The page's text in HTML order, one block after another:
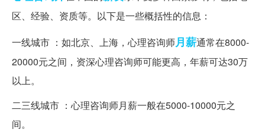
区、经验、资质等。以下是一些概括性的信息：
一线城市 ：如北京、上海，心理咨询师月薪通常在8000-
20000元之间，资深心理咨询师可能更高，年薪可达30万
以上。
二三线城市 ：心理咨询师月薪一般在5000-10000元之
间。